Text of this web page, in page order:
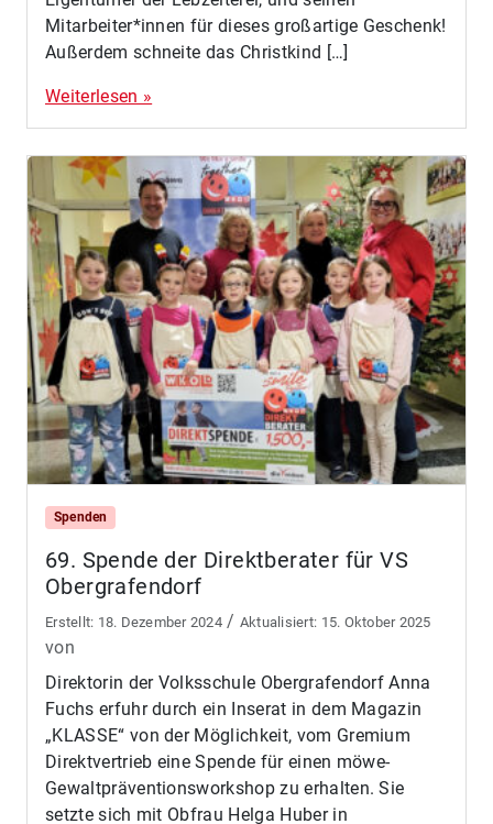
Mitarbeiter*innen für dieses großartige Geschenk!
Außerdem schneite das Christkind […]
Weiterlesen »
Spenden
69. Spende der Direktberater für VS
Obergrafendorf
18. Dezember 2024 / 15. Oktober 2025
von
Direktorin der Volksschule Obergrafendorf Anna
Fuchs erfuhr durch ein Inserat in dem Magazin
„KLASSE“ von der Möglichkeit, vom Gremium
Direktvertrieb eine Spende für einen möwe-
Gewaltpräventionsworkshop zu erhalten. Sie
setzte sich mit Obfrau Helga Huber in